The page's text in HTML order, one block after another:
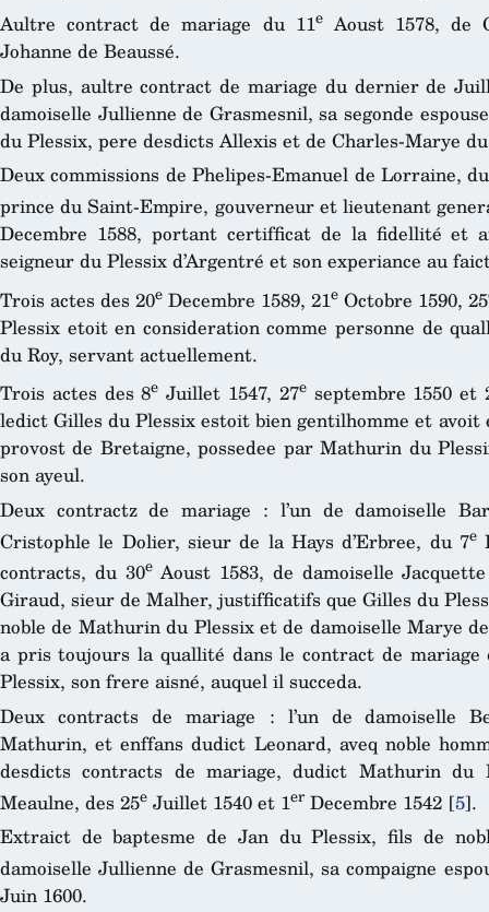
Aultre contract de mariage du 11eAoust 1578, de
Johanne de Beaussé.
De plus, aultre contract de mariage du dernier de
damoiselle Jullienne de Grasmesnil, sa segonde
du Plessix, pere desdicts Allexis et de Charles-Marye
Deux commissions de Phelipes-Emanuel de Lorraine,
prince du Saint-Empire, gouverneur et lieutenant
Decembre 1588, portant certifficat de la fidellité et
seigneur du Plessix d’Argentré et son experiance au
Trois actes des 20e Decembre 1589, 21e Octobre 1590, 25
Plessix etoit en consideration comme personne de
du Roy, servant actuellement.
Trois actes des 8e Juillet 1547, 27eseptembre 1550 et
ledict Gilles du Plessix estoit bien gentilhomme et avoit
provost de Bretaigne, possedee par Mathurin du
son ayeul.
Deux contractz de mariage : l’un de damoiselle
Cristophle le Dolier, sieur de la Hays d’Erbree, du 7e
contracts, du 30eAoust 1583, de damoiselle
Giraud, sieur de Malher, justifficatifs que Gilles du
noble de Mathurin du Plessix et de damoiselle Marye
a pris toujours la quallité dans le contract de mariage
Plessix, son frere aisné, auquel il succeda.
Deux contracts de mariage : l’un de damoiselle
Mathurin, et enffans dudict Leonard, aveq noble
desdicts contracts de mariage, dudict Mathurin du
Meaulne, des 25e Juillet 1540 et 1er Decembre 1542 [5].
Extraict de baptesme de Jan du Plessix, fils de
damoiselle Jullienne de Grasmesnil, sa compaigne
Juin 1600.